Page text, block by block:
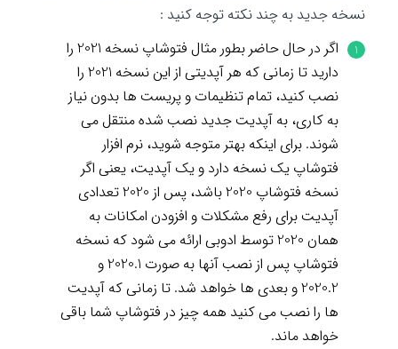
نسخه جدید به چند نکته توجه کنید :
اگر در حال حاضر بطور مثال فتوشاپ نسخه 2021 را
دارید تا زمانی که هر آپدیتی از این نسخه 2021 را
نصب کنید، تمام تنظیمات و پریست ها بدون نیاز
به کاری، به آپدیت جدید نصب شده منتقل می
شوند. برای اینکه بهتر متوجه شوید، نرم افزار
فتوشاپ یک نسخه دارد و یک آپدیت، یعنی اگر
نسخه فتوشاپ 2020 باشد، پس از 2020 تعدادی
آپدیت برای رفع مشکلات و افزودن امکانات به
همان 2020 توسط ادوبی ارائه می شود که نسخه
فتوشاپ پس از نصب آنها به صورت 2020.1 و
2020.2 و بعدی ها خواهد شد. تا زمانی که آپدیت
ها را نصب می کنید همه چیز در فتوشاپ شما باقی
خواهد ماند.